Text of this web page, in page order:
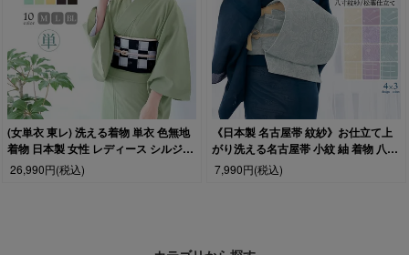
(女単衣 東レ) 洗える着物 単衣 色無地
着物 日本製 女性 レディース シルジェ
リー 大きいサイズ M/L/BL
26,990円(税込)
《日本製 名古屋帯 紋紗》お仕立て上
がり洗える名古屋帯 小紋 紬 着物 八寸
名古屋帯 夏用 つゆ芝 更紗 格子 ドット
生成 淡藤 翡翠
7,990円(税込)